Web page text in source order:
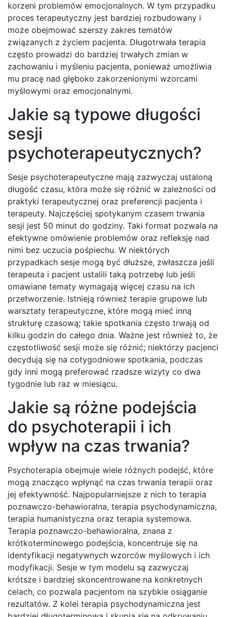
korzeni problemów emocjonalnych. W tym przypadku
proces terapeutyczny jest bardziej rozbudowany i
może obejmować szerszy zakres tematów
związanych z życiem pacjenta. Długotrwała terapia
często prowadzi do bardziej trwałych zmian w
zachowaniu i myśleniu pacjenta, ponieważ umożliwia
mu pracę nad głęboko zakorzenionymi wzorcami
myślowymi oraz emocjonalnymi.
Jakie są typowe długości
sesji
psychoterapeutycznych?
Sesje psychoterapeutyczne mają zazwyczaj ustaloną
długość czasu, która może się różnić w zależności od
praktyki terapeutycznej oraz preferencji pacjenta i
terapeuty. Najczęściej spotykanym czasem trwania
sesji jest 50 minut do godziny. Taki format pozwala na
efektywne omówienie problemów oraz refleksję nad
nimi bez uczucia pośpiechu. W niektórych
przypadkach sesje mogą być dłuższe, zwłaszcza jeśli
terapeuta i pacjent ustalili taką potrzebę lub jeśli
omawiane tematy wymagają więcej czasu na ich
przetworzenie. Istnieją również terapie grupowe lub
warsztaty terapeutyczne, które mogą mieć inną
strukturę czasową; takie spotkania często trwają od
kilku godzin do całego dnia. Ważne jest również to, że
częstotliwość sesji może się różnić; niektórzy pacjenci
decydują się na cotygodniowe spotkania, podczas
gdy inni mogą preferować rzadsze wizyty co dwa
tygodnie lub raz w miesiącu.
Jakie są różne podejścia
do psychoterapii i ich
wpływ na czas trwania?
Psychoterapia obejmuje wiele różnych podejść, które
mogą znacząco wpłynąć na czas trwania terapii oraz
jej efektywność. Najpopularniejsze z nich to terapia
poznawczo-behawioralna, terapia psychodynamiczna,
terapia humanistyczna oraz terapia systemowa.
Terapia poznawczo-behawioralna, znana z
krótkoterminowego podejścia, koncentruje się na
identyfikacji negatywnych wzorców myślowych i ich
modyfikacji. Sesje w tym modelu są zazwyczaj
krótsze i bardziej skoncentrowane na konkretnych
celach, co pozwala pacjentom na szybkie osiąganie
rezultatów. Z kolei terapia psychodynamiczna jest